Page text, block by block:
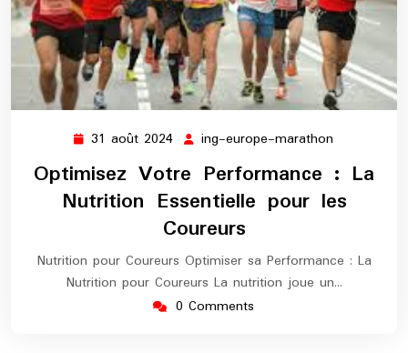
31 août 2024 31
2024
ing-europe-marathon
europe-
marathon
Optimisez Votre Performance : La
Nutrition Essentielle pour les
Coureurs
Nutrition pour Coureurs Optimiser sa Performance : La
Nutrition pour Coureurs La nutrition joue un…
0 Comments